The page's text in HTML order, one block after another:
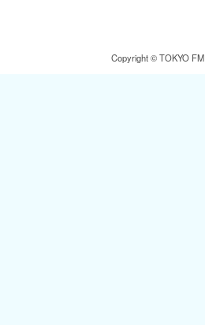
Copyright © TOKYO